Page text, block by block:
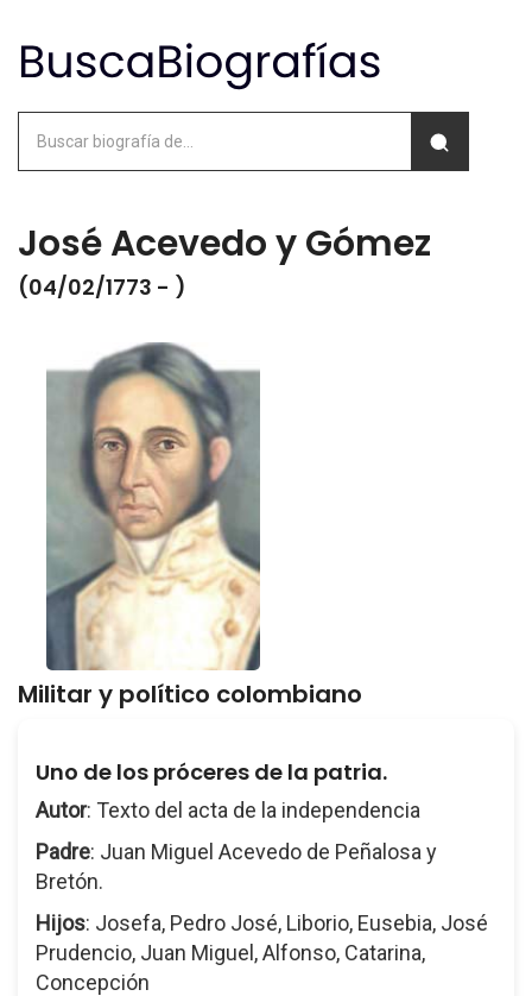
José Acevedo y Gómez
(04/02/1773 - )
Militar y político colombiano
Uno de los próceres de la patria.
Autor: Texto del acta de la independencia
Padre: Juan Miguel Acevedo de Peñalosa y
Bretón.
Hijos: Josefa, Pedro José, Liborio, Eusebia, José
Prudencio, Juan Miguel, Alfonso, Catarina,
Concepción